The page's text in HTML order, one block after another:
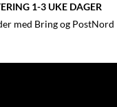
1-3 UKE DAGER
med Bring og PostNord